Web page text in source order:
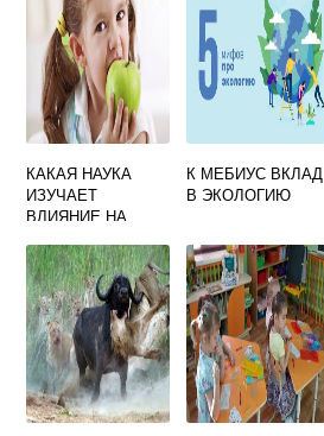
КАКАЯ НАУКА
ИЗУЧАЕТ
ВЛИЯНИЕ НА
ОКРУЖАЮЩЕЙ
СРЕДЫ ТРУДА И
БЫТА
К МЕБИУС ВКЛАД
В ЭКОЛОГИЮ